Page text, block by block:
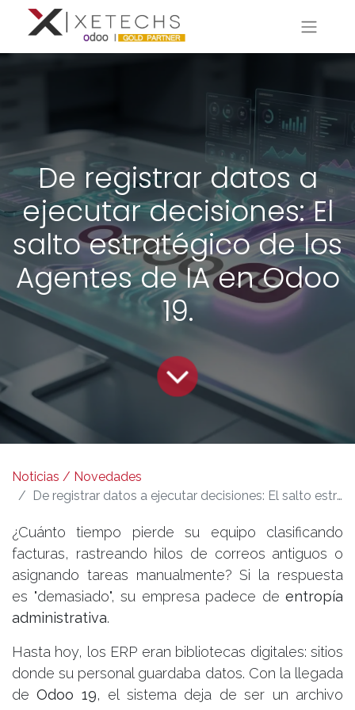
De registrar datos a
ejecutar decisiones: El
salto estratégico de los
Agentes de IA en Odoo
19.
Noticias / Novedades
De registrar datos a ejecutar decisiones: El salto estratégico de los Agentes de IA en Odoo 19.
¿Cuánto tiempo pierde su equipo clasificando
facturas, rastreando hilos de correos antiguos o
asignando tareas manualmente? Si la respuesta
es "demasiado", su empresa padece de entropía
administrativa.
Hasta hoy, los ERP eran bibliotecas digitales: sitios
donde su personal guardaba datos. Con la llegada
deOdoo 19, el sistema deja de ser un archivo